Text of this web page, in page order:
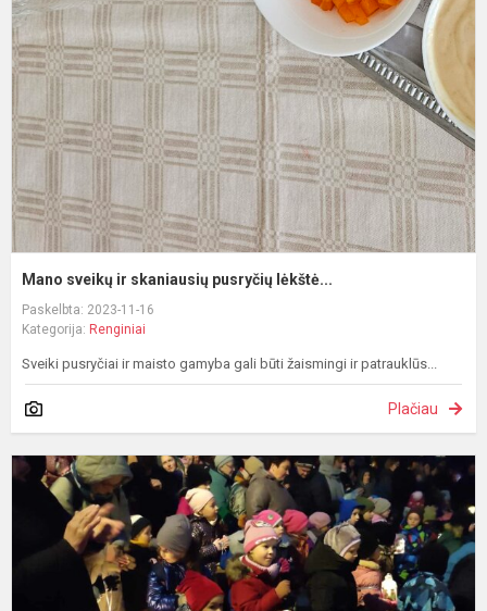
Mano sveikų ir skaniausių pusryčių lėkštė...
Paskelbta: 2023-11-16
Kategorija: Renginiai
Sveiki pusryčiai ir maisto gamyba gali būti žaismingi ir patrauklūs...
Plačiau